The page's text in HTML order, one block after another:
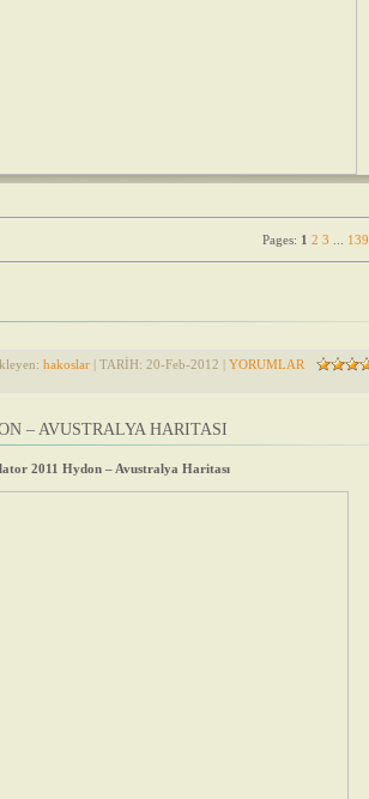
Pages: 1 2 3 139
hakoslar | TARİH: 20-Feb-2012 | YORUMLAR
– AVUSTRALYA HARITASI
2011 Hydon – Avustralya Haritası